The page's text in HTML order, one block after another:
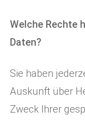
Welche Rechte
Daten?
Sie haben
Auskunft über
Zweck Ihrer